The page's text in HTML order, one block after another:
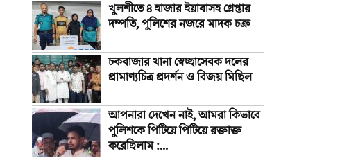
খুলশীতে ৪ হাজার ইয়াবাসহ গ্রেপ্তার
দম্পতি, পুলিশের নজরে মাদক চক্র
চকবাজার থানা স্বেচ্ছাসেবক দলের
প্রামাণ্যচিত্র প্রদর্শন ও বিজয় মিছিল
আপনারা দেখেন নাই, আমরা কিভাবে
পুলিশকে পিটিয়ে পিটিয়ে রক্তাক্ত
করেছিলাম :...